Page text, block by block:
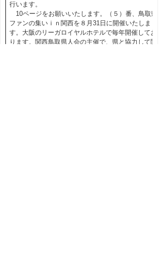
行います。
10ページをお願いいたします。（５）番、鳥取県
ファンの集いｉｎ関西を８月31日に開催いたしま
す。大阪のリーガロイヤルホテルで毎年開催してお
ります。関西鳥取県人会の主催で、県と協力して関